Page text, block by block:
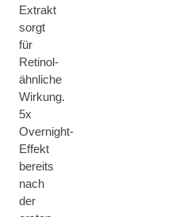
Extrakt
sorgt
für
Retinol-
ähnliche
Wirkung.
5x
Overnight-
Effekt
bereits
nach
der